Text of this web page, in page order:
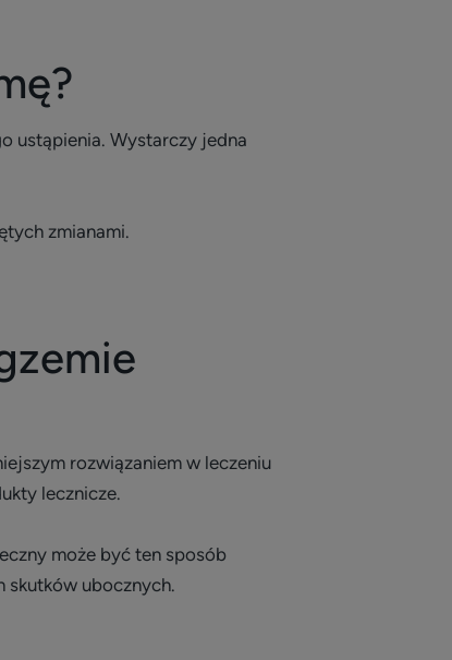
ustąpienia. Wystarczy jedna
zmianami.
rozwiązaniem w leczeniu
lecznicze.
może być ten sposób
skutków ubocznych.